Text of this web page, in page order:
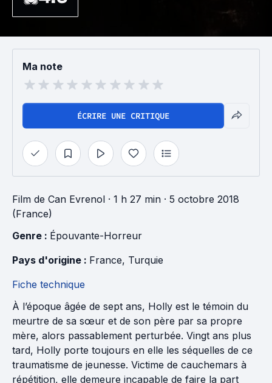
Ma note
ÉCRIRE UNE CRITIQUE
Film de Can Evrenol · 1 h 27 min · 5 octobre 2018
(France)
Genre : Épouvante-Horreur
Pays d'origine : France, Turquie
Fiche technique
À l’époque âgée de sept ans, Holly est le témoin du
meurtre de sa sœur et de son père par sa propre
mère, alors passablement perturbée. Vingt ans plus
tard, Holly porte toujours en elle les séquelles de ce
traumatisme de jeunesse. Victime de cauchemars à
répétition, elle demeure incapable de faire la part